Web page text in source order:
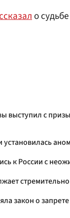
о
выступил с
установилась
к России с
закон о